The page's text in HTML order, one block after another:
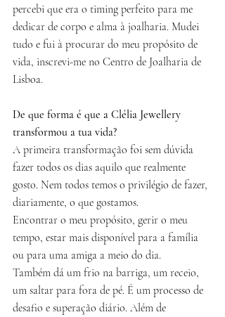
percebi que era o timing perfeito para me
dedicar de corpo e alma à joalharia. Mudei
tudo e fui à procurar do meu propósito de
vida, inscrevi-me no Centro de Joalharia de
Lisboa.
De que forma é que a Clélia Jewellery
transformou a tua vida?
A primeira transformação foi sem dúvida
fazer todos os dias aquilo que realmente
gosto. Nem todos temos o privilégio de fazer,
diariamente, o que gostamos.
Encontrar o meu propósito, gerir o meu
tempo, estar mais disponível para a família
ou para uma amiga a meio do dia.
Também dá um frio na barriga, um receio,
um saltar para fora de pé. É um processo de
desafio e superação diário. Além de